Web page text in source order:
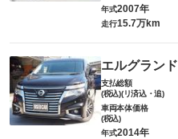
年式2007年
走行15.7万km
エルグランド
支払総額
(税込)(リ済込・追)
車両本体価格
(税込)
年式2014年